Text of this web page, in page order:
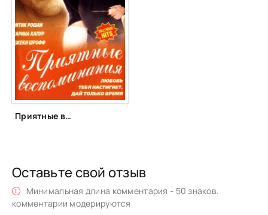
Приятные воспоминания (2001)
Оставьте свой отзыв
Минимальная длина комментария - 50 знаков.
комментарии модерируются